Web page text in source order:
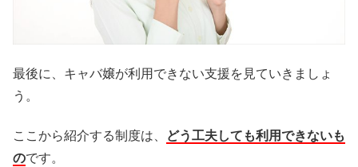
最後に、キャバ嬢が利用できない支援を見ていきましょ
う。
ここから紹介する制度は、
どう工夫しても利用できないも
のです。